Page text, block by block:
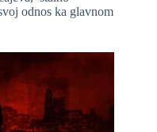
odnos ka glavnom